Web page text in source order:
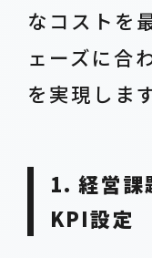
なコストを
ェーズに合
を実現します
1. 経営課
KPI設定